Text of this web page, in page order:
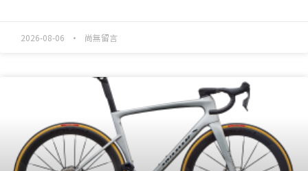
2026-08-06 尚無留言